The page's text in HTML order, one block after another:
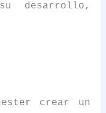
desarrollo,
crear un